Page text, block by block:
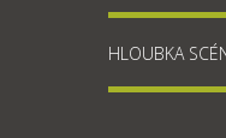
HLOUBKA